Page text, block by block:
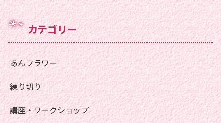
カテゴリー
あんフラワー
練り切り
講座・ワークショップ